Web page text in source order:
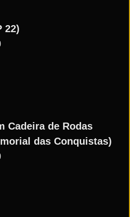
22)
Cadeira de Rodas
das Conquistas)